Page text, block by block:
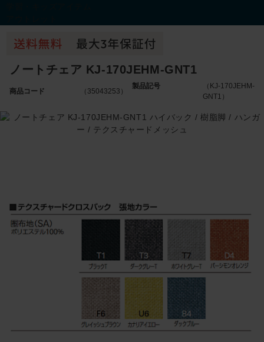
ノートチェア KJ-170JEHM-GNT1
商品コード （35043253）
製品記号
（KJ-170JEHM-
GNT1）